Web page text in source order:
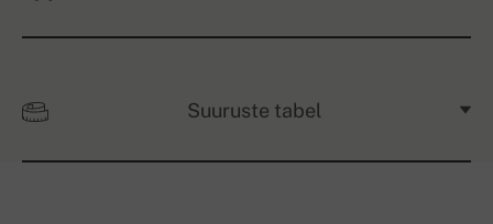
Suuruste tabel